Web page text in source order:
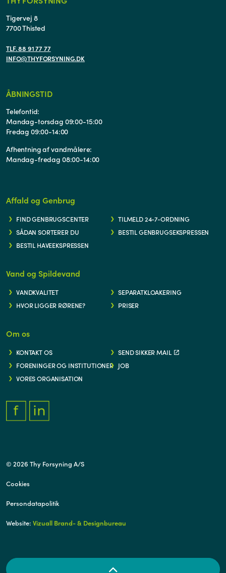
Tigervej 8
7700 Thisted
TLF. 88 91 77 77
INFO@THYFORSYNING.DK
ÅBNINGSTID
Telefontid:
Mandag-torsdag 09:00-15:00
Fredag 09:00-14:00
Afhentning af vandmålere:
Mandag-fredag 08:00-14:00
Affald og Genbrug
FIND GENBRUGSCENTER
TILMELD 24-7-ORDNING
SÅDAN SORTERER DU
BESTIL GENBRUGSEKSPRESSEN
BESTIL HAVEEKSPRESSEN
Vand og Spildevand
VANDKVALITET
SEPARATKLOAKERING
HVOR LIGGER RØRENE?
PRISER
Om os
KONTAKT OS
SEND SIKKER MAIL
FORENINGER OG INSTITUTIONER JOB
VORES ORGANISATION
© 2026 Thy Forsyning A/S
Cookies
Persondatapolitik
Website: Vizuall Brand- & Designbureau